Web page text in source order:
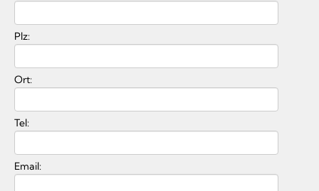
Plz:
Ort:
Tel:
Email: